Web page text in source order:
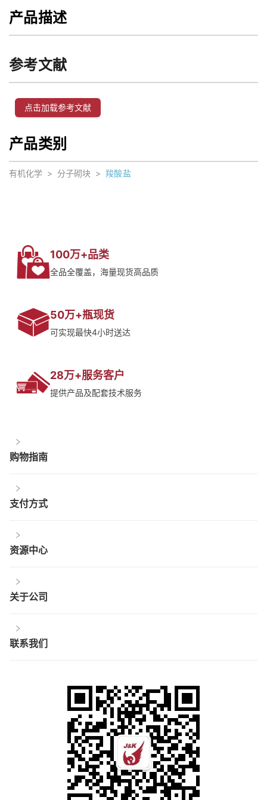
产品描述
参考文献
点击加载参考文献
产品类别
有机化学 > 分子砌块 > 羧酸盐
100万+品类
全品全覆盖，海量现货高品质
50万+瓶现货
可实现最快4小时送达
28万+服务客户
提供产品及配套技术服务
购物指南
支付方式
资源中心
关于公司
联系我们